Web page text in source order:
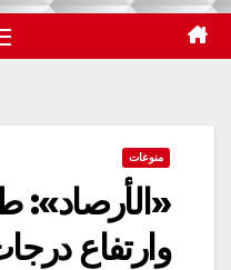
منوعات
وارتفاع